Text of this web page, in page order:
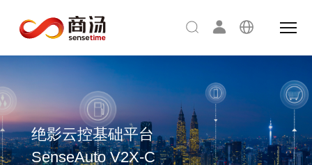
绝影云控基础平台
SenseAuto V2X-C